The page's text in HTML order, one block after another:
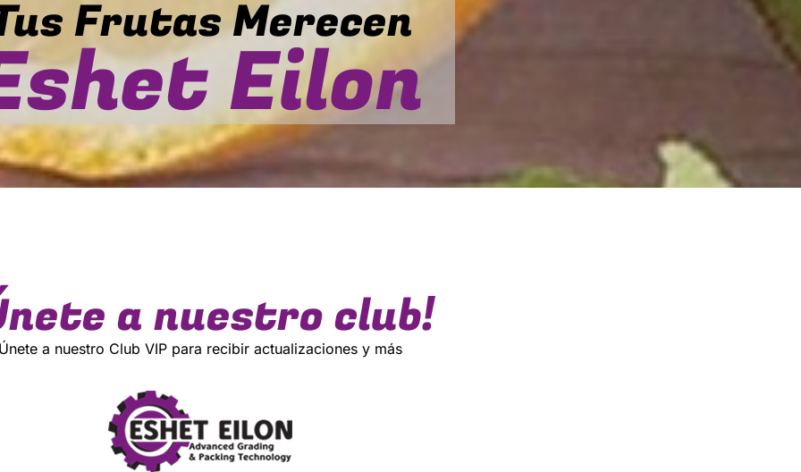
Frutas Merecen
Eilon
a nuestro club!
a nuestro Club VIP para recibir actualizaciones y más